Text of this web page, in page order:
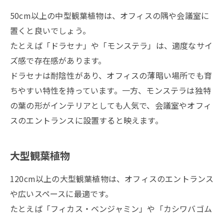
50cm以上の中型観葉植物は、オフィスの隅や会議室に
置くと良いでしょう。
たとえば「ドラセナ」や「モンステラ」は、適度なサイ
ズ感で存在感があります。
ドラセナは耐陰性があり、オフィスの薄暗い場所でも育
ちやすい特性を持っています。一方、モンステラは独特
の葉の形がインテリアとしても人気で、会議室やオフィ
スのエントランスに設置すると映えます。
大型観葉植物
120cm以上の大型観葉植物は、オフィスのエントランス
や広いスペースに最適です。
たとえば「フィカス・ベンジャミン」や「カシワバゴム